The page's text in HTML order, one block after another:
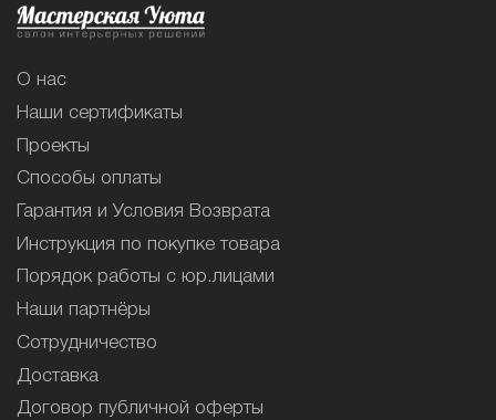
О нас
Наши сертификаты
Проекты
Способы оплаты
Гарантия и Условия Возврата
Инструкция по покупке товара
Порядок работы с юр.лицами
Наши партнёры
Сотрудничество
Доставка
Договор публичной оферты